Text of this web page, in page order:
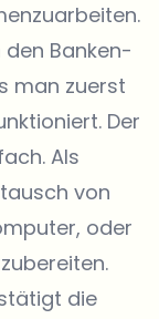
den Banken-
man zuerst
Der
Als
von
oder
die